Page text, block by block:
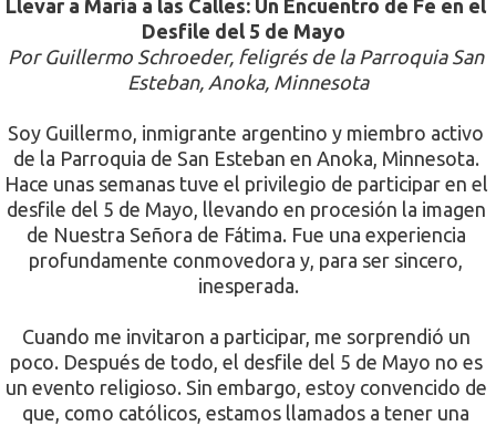
Llevar a María a las Calles: Un Encuentro de Fe en el
Desfile del 5 de Mayo
Por Guillermo Schroeder, feligrés de la Parroquia San
Esteban, Anoka, Minnesota
Soy Guillermo, inmigrante argentino y miembro activo
de la Parroquia de San Esteban en Anoka, Minnesota.
Hace unas semanas tuve el privilegio de participar en el
desfile del 5 de Mayo, llevando en procesión la imagen
de Nuestra Señora de Fátima. Fue una experiencia
profundamente conmovedora y, para ser sincero,
inesperada.
Cuando me invitaron a participar, me sorprendió un
poco. Después de todo, el desfile del 5 de Mayo no es
un evento religioso. Sin embargo, estoy convencido de
que, como católicos, estamos llamados a tener una